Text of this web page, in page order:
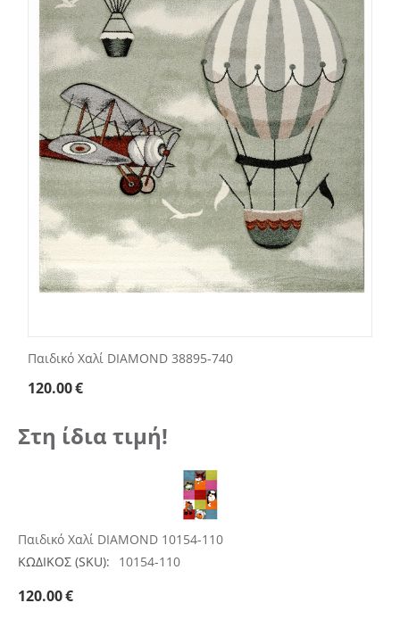
Παιδικό Χαλί DIAMOND 38895-740
120.00€
Στη ίδια τιμή!
Παιδικό Χαλί DIAMOND 10154-110
ΚΩΔΙΚΟΣ (SKU):
10154-110
120.00€